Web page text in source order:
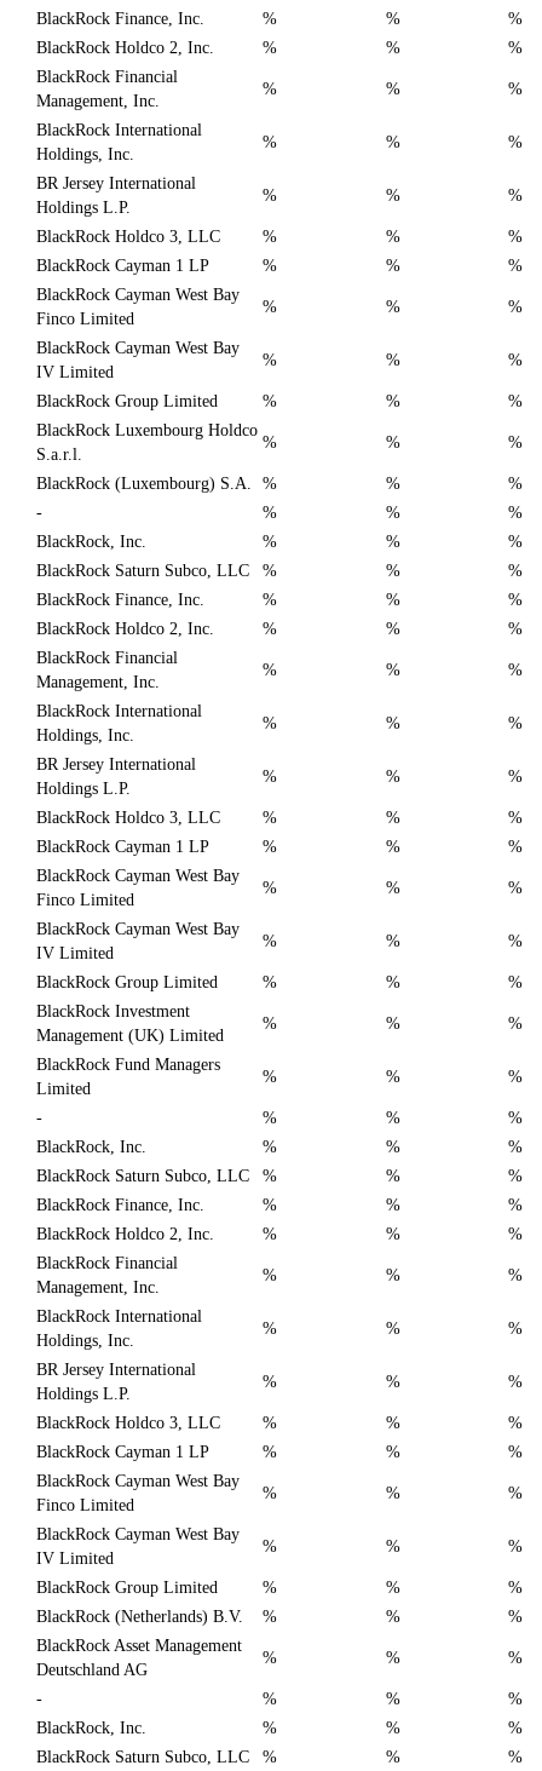
BlackRock Finance, Inc.
% %
%
BlackRock Holdco 2, Inc.
% %
%
BlackRock Financial
Management, Inc.
% % %
BlackRock International
Holdings, Inc.
% % %
BR Jersey International
Holdings L.P.
% % %
BlackRock Holdco 3, LLC % %
%
BlackRock Cayman 1 LP
% %
%
BlackRock Cayman West Bay
Finco Limited
% % %
BlackRock Cayman West Bay
IV Limited
% % %
BlackRock Group Limited % %
%
BlackRock Luxembourg Holdco
S.a.r.l.
% % %
BlackRock (Luxembourg) S.A. % %
%
-
% %
%
BlackRock, Inc.
% %
%
BlackRock Saturn Subco, LLC
% %
%
BlackRock Finance, Inc.
% %
%
BlackRock Holdco 2, Inc.
% %
%
BlackRock Financial
Management, Inc.
% % %
BlackRock International
Holdings, Inc.
% % %
BR Jersey International
Holdings L.P.
% % %
BlackRock Holdco 3, LLC % %
%
BlackRock Cayman 1 LP
% %
%
BlackRock Cayman West Bay
Finco Limited
% % %
BlackRock Cayman West Bay
IV Limited
% % %
BlackRock Group Limited % %
%
BlackRock Investment
Management (UK) Limited
% % %
BlackRock Fund Managers
Limited
% % %
- % %
%
BlackRock, Inc.
% %
%
BlackRock Saturn Subco, LLC
% %
%
BlackRock Finance, Inc.
% %
%
BlackRock Holdco 2, Inc.
% %
%
BlackRock Financial
Management, Inc.
% % %
BlackRock International
Holdings, Inc.
% % %
BR Jersey International
Holdings L.P.
% % %
BlackRock Holdco 3, LLC % %
%
BlackRock Cayman 1 LP
% %
%
BlackRock Cayman West Bay
Finco Limited
% % %
BlackRock Cayman West Bay
IV Limited
% % %
BlackRock Group Limited % %
%
BlackRock (Netherlands) B.V.
% %
%
BlackRock Asset Management
Deutschland AG
% % %
- % %
%
BlackRock, Inc.
% %
%
BlackRock Saturn Subco, LLC
% % %